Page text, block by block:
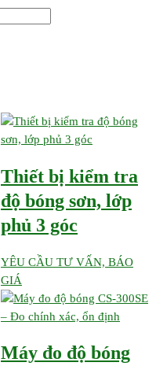
Thiết bị kiểm tra
độ bóng sơn, lớp
phủ 3 góc
YÊU CẦU TƯ VẤN, BÁO
GIÁ
Máy đo độ bóng